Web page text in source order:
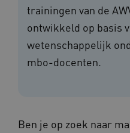
trainingen van de
ontwikkeld op basis
wetenschappelijk
mbo-docenten.
Ben je op zoek naar